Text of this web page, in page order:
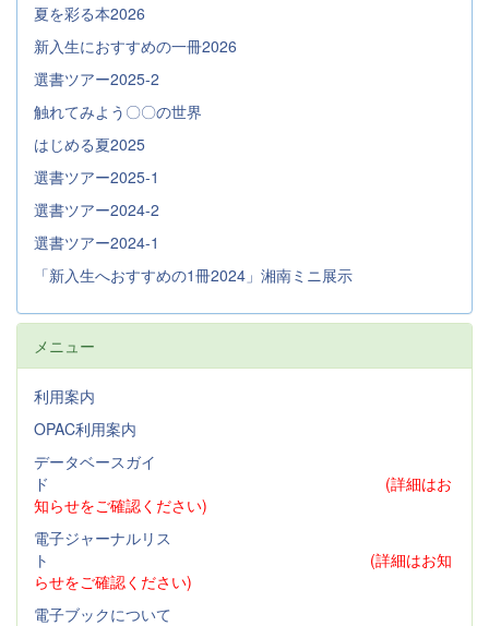
夏を彩る本2026
新入生におすすめの一冊2026
選書ツアー2025-2
触れてみよう〇〇の世界
はじめる夏2025
選書ツアー2025-1
選書ツアー2024-2
選書ツアー2024-1
「新入生へおすすめの1冊2024」湘南ミニ展示
メニュー
利用案内
OPAC利用案内
データベースガイ
ド
(詳細はお
知らせをご確認ください)
電子ジャーナルリス
ト
(詳細はお知
らせをご確認ください)
電子ブックについて